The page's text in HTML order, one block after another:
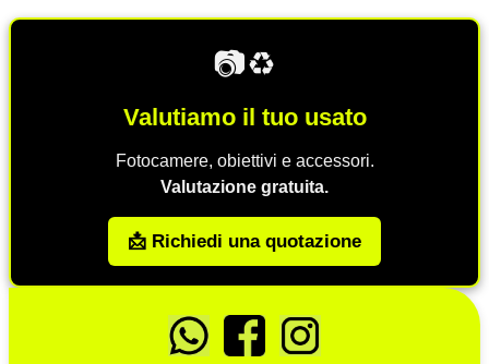
📷♻️
Valutiamo il tuo usato
Fotocamere, obiettivi e accessori.
Valutazione gratuita.
📩 Richiedi una quotazione